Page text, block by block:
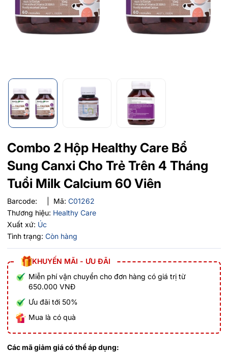
Combo 2 Hộp Healthy Care Bổ
Sung Canxi Cho Trẻ Trên 4 Tháng
Tuổi Milk Calcium 60 Viên
Barcode: Mã: C01262
Thương hiệu: Healthy Care
Xuất xứ: Úc
Tình trạng: Còn hàng
KHUYẾN MÃI - ƯU ĐÃI
Miễn phí vận chuyển cho đơn hàng có giá trị từ
650.000 VNĐ
Ưu đãi tới 50%
Mua là có quà
Các mã giảm giá có thể áp dụng: